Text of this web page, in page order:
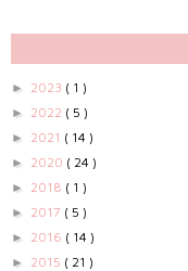
► 2023 ( 1 )
► 2022 ( 5 )
► 2021 ( 14 )
► 2020 ( 24 )
► 2018 ( 1 )
► 2017 ( 5 )
► 2016 ( 14 )
► 2015 ( 21 )